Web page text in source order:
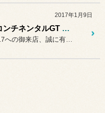
2017年1月9日
新型ベントレー コンチネンタルGT Speed御来店